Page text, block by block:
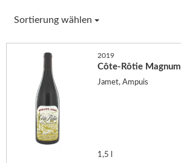
Sortierung wählen
2019
Côte-Rôtie Magnum
Jamet, Ampuis
1,5 l